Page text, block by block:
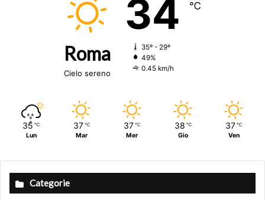
Roma
Cielo sereno
34 ℃
35º - 29º
49%
0.45 km/h
35 ℃
Lun
37 ℃
Mar
37 ℃
Mer
38 ℃
Gio
37 ℃
Ven
Categorie